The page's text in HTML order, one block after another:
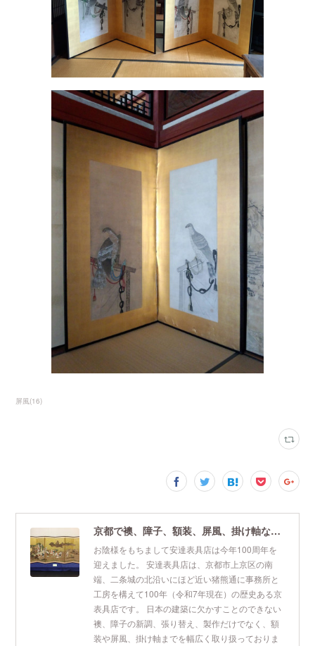
屏風(16)
京都で襖、障子、額装、屏風、掛け軸なら安達表具店
お陰様をもちまして安達表具店は今年100周年を
迎えました。 安達表具店は、京都市上京区の南
端、二条城の北沿いにほど近い猪熊通に事務所と
工房を構えて100年（令和7年現在）の歴史ある京
表具店です。 日本の建築に欠かすことのできない
襖、障子の新調、張り替え、製作だけでなく、額
装や屏風、掛け軸までを幅広く取り扱っておりま